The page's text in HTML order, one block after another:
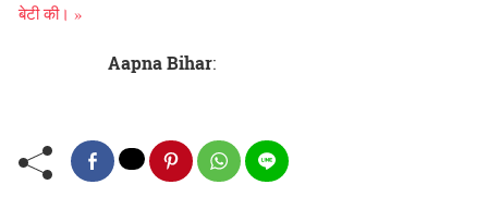
बेटी की। »
Aapna Bihar: